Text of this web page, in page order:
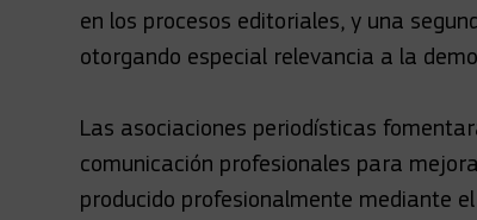
en los procesos editoriales, y una
otorgando especial relevancia a la
Las asociaciones periodísticas
comunicación profesionales para
producido profesionalmente mediante